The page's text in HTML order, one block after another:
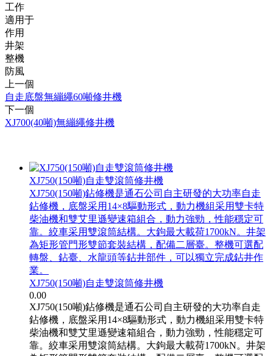
工作
適用于
作用
井架
整機
防風
上一個
自走底盤無繃繩60噸修井機
下一個
XJ700(40噸)無繃繩修井機
XJ750(150噸)自走雙滾筒修井機
XJ750(150噸)鉆修機是通石公司自主研發的大功率自走
鉆修機，底盤采用14×8驅動形式，動力機組采用雙卡特
柴油機和雙艾里遜變速箱組合，動力強勁，性能穩定可
靠。絞車采用雙滾筒結構。大鉤最大載荷1700kN。井架
為矩形管門形雙節套裝結構，配備二層臺。整機可選配
轉盤、鉆臺、水龍頭等鉆井部件，可以獨立完成鉆井作
業。
XJ750(150噸)自走雙滾筒修井機
0.00
XJ750(150噸)鉆修機是通石公司自主研發的大功率自走
鉆修機，底盤采用14×8驅動形式，動力機組采用雙卡特
柴油機和雙艾里遜變速箱組合，動力強勁，性能穩定可
靠。絞車采用雙滾筒結構。大鉤最大載荷1700kN。井架